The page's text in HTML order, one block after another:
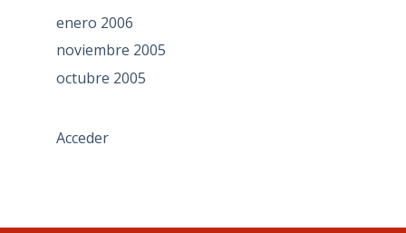
enero 2006
noviembre 2005
octubre 2005
Acceder